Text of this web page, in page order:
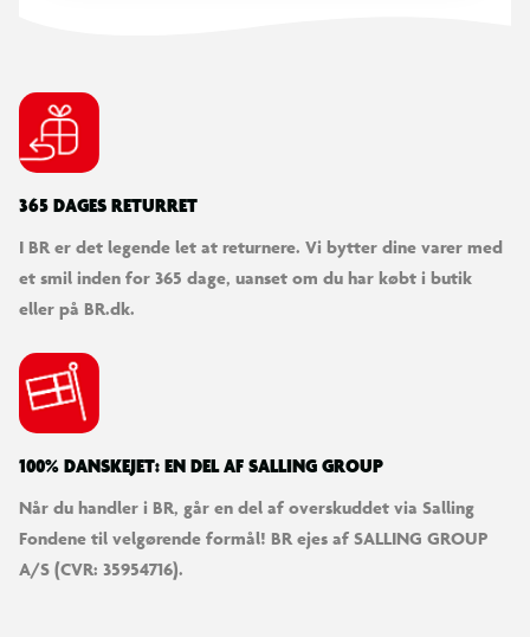
365 DAGES RETURRET
I BR er det legende let at returnere. Vi bytter dine varer med
et smil inden for 365 dage, uanset om du har købt i butik
eller på BR.dk.
100% DANSKEJET: EN DEL AF SALLING GROUP
Når du handler i BR, går en del af overskuddet via Salling
Fondene til velgørende formål! BR ejes af SALLING GROUP
A/S (CVR: 35954716).